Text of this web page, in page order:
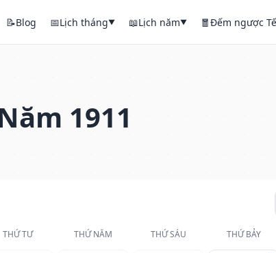
📝Blog 📅Lịch tháng▼ 📖Lịch năm▼ 🧧Đếm ngược
1911
THỨ TƯ THỨ NĂM THỨ SÁU THỨ BẢY